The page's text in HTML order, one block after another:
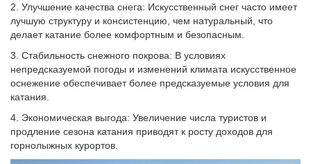
2. Улучшение качества снега: Искусственный снег часто имеет
лучшую структуру и консистенцию, чем натуральный, что
делает катание более комфортным и безопасным.
3. Стабильность снежного покрова: В условиях
непредсказуемой погоды и изменений климата искусственное
оснежение обеспечивает более предсказуемые условия для
катания.
4. Экономическая выгода: Увеличение числа туристов и
продление сезона катания приводят к росту доходов для
горнолыжных курортов.